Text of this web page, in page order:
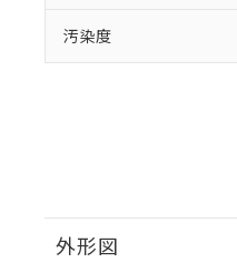
汚染度
外形図